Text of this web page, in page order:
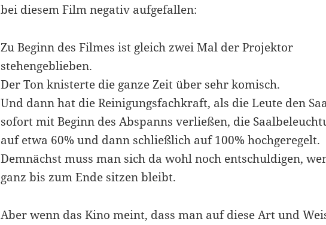
bei diesem Film negativ aufgefallen:
Zu Beginn des Filmes ist gleich zwei Mal der Projektor
stehengeblieben.
Der Ton knisterte die ganze Zeit über sehr komisch.
Und dann hat die Reinigungsfachkraft, als die Leute den
sofort mit Beginn des Abspanns verließen, die
auf etwa 60% und dann schließlich auf 100% hochgeregelt.
Demnächst muss man sich da wohl noch entschuldigen,
ganz bis zum Ende sitzen bleibt.
Aber wenn das Kino meint, dass man auf diese Art und